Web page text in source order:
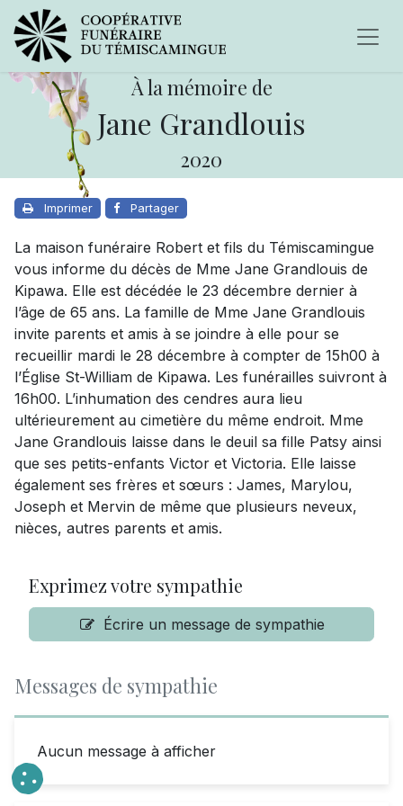
À la mémoire de
Jane Grandlouis
2020
Imprimer Partager
La maison funéraire Robert et fils du Témiscamingue
vous informe du décès de Mme Jane Grandlouis de
Kipawa. Elle est décédée le 23 décembre dernier à
l’âge de 65 ans. La famille de Mme Jane Grandlouis
invite parents et amis à se joindre à elle pour se
recueillir mardi le 28 décembre à compter de 15h00 à
l’Église St-William de Kipawa. Les funérailles suivront à
16h00. L’inhumation des cendres aura lieu
ultérieurement au cimetière du même endroit. Mme
Jane Grandlouis laisse dans le deuil sa fille Patsy ainsi
que ses petits-enfants Victor et Victoria. Elle laisse
également ses frères et sœurs : James, Marylou,
Joseph et Mervin de même que plusieurs neveux,
nièces, autres parents et amis.
Exprimez votre sympathie
Écrire un message de sympathie
Messages de sympathie
Aucun message à afficher